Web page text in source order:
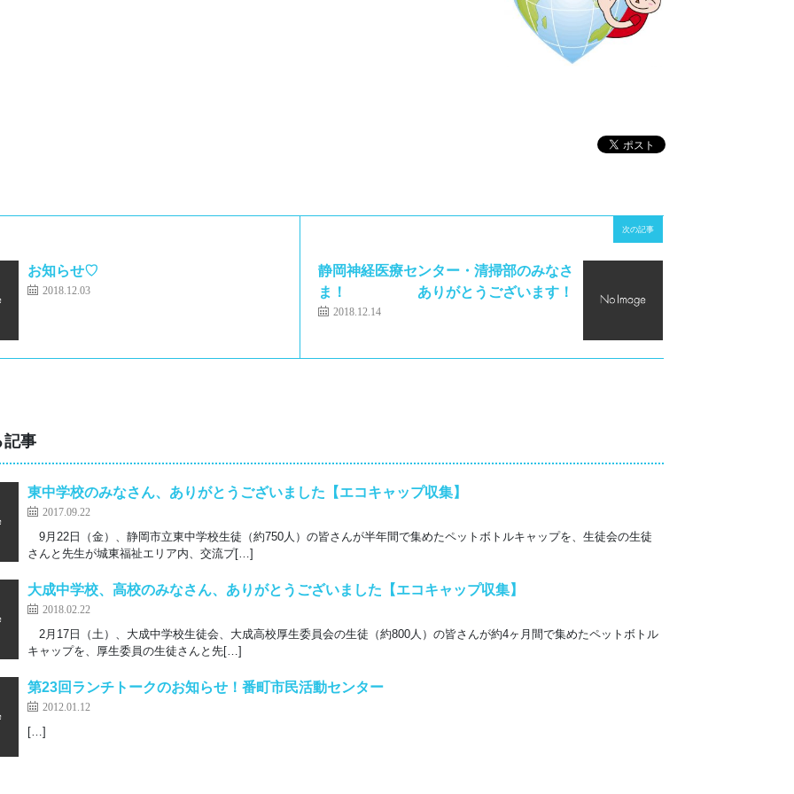
お知らせ♡
2018.12.03
次の記事
静岡神経医療センター・清掃部のみなさ
ま！ ありがとうございます！
2018.12.14
記事
東中学校のみなさん、ありがとうございました【エコキャップ収集】
2017.09.22
9月22日（金）、静岡市立東中学校生徒（約750人）の皆さんが半年間で集めたペットボトルキャップを、生徒会の生徒
さんと先生が城東福祉エリア内、交流プ[…]
大成中学校、高校のみなさん、ありがとうございました【エコキャップ収集】
2018.02.22
2月17日（土）、大成中学校生徒会、大成高校厚生委員会の生徒（約800人）の皆さんが約4ヶ月間で集めたペットボトル
キャップを、厚生委員の生徒さんと先[…]
第23回ランチトークのお知らせ！番町市民活動センター
2012.01.12
[…]